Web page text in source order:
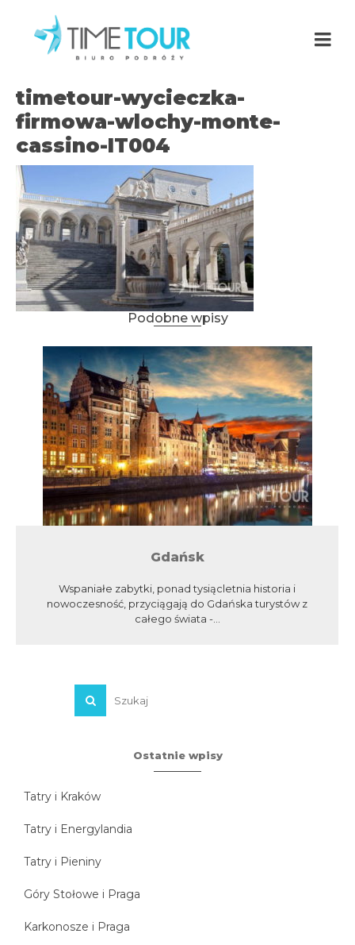
timetour-wycieczka-
firmowa-wlochy-monte-
cassino-IT004
Podobne wpisy
Gdańsk
Wspaniałe zabytki, ponad tysiącletnia historia i
nowoczesność, przyciągają do Gdańska turystów z
całego świata -...
Ostatnie wpisy
Tatry i Kraków
Tatry i Energylandia
Tatry i Pieniny
Góry Stołowe i Praga
Karkonosze i Praga